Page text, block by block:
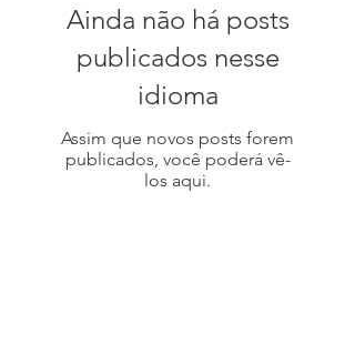
Ainda não há posts
publicados nesse
idioma
Assim que novos posts forem
publicados, você poderá vê-
los aqui.